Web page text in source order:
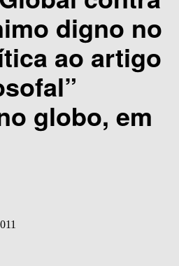
digno no
ao artigo
globo, em